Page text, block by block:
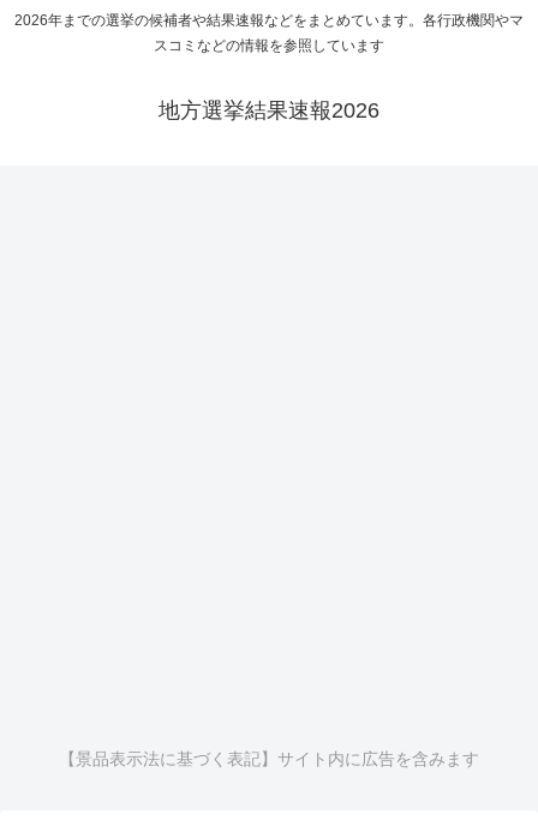
2026年までの選挙の候補者や結果速報などをまとめています。各行政機関やマ
スコミなどの情報を参照しています
地方選挙結果速報2026
【景品表示法に基づく表記】サイト内に広告を含みます